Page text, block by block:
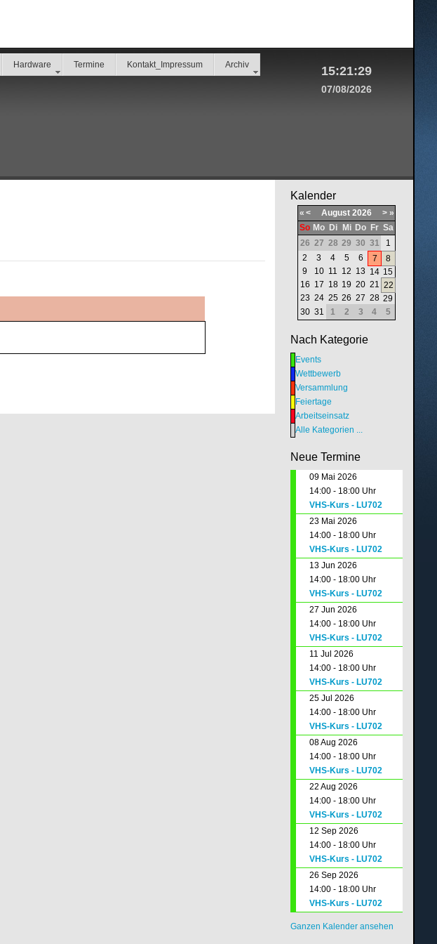
Hardware Termine Kontakt_Impressum Archiv 15:21:29
07/08/2026
Kalender
« < August 2026 > »
So Mo Di Mi Do Fr Sa
26 27 28 29 30 31
1
2
3 4 5 6 7
8
9
10 11 12 13 14 15
16 17 18 19 20 21 22
23 24 25 26 27 28 29
30 31 1 2 3 4 5
Nach Kategorie
Events
Wettbewerb
Versammlung
Feiertage
Arbeitseinsatz
Alle Kategorien ...
Neue Termine
09 Mai 2026
14:00 - 18:00 Uhr
VHS-Kurs - LU702
23 Mai 2026
14:00 - 18:00 Uhr
VHS-Kurs - LU702
13 Jun 2026
14:00 - 18:00 Uhr
VHS-Kurs - LU702
27 Jun 2026
14:00 - 18:00 Uhr
VHS-Kurs - LU702
11 Jul 2026
14:00 - 18:00 Uhr
VHS-Kurs - LU702
25 Jul 2026
14:00 - 18:00 Uhr
VHS-Kurs - LU702
08 Aug 2026
14:00 - 18:00 Uhr
VHS-Kurs - LU702
22 Aug 2026
14:00 - 18:00 Uhr
VHS-Kurs - LU702
12 Sep 2026
14:00 - 18:00 Uhr
VHS-Kurs - LU702
26 Sep 2026
14:00 - 18:00 Uhr
VHS-Kurs - LU702
Ganzen Kalender ansehen